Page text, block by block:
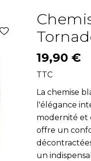
19,90 €
TTC
La chemise
l'élégance
modernité et
offre un
un